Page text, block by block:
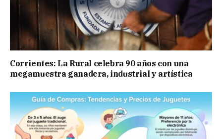
Corrientes: La Rural celebra 90 años con una
megamuestra ganadera, industrial y artística